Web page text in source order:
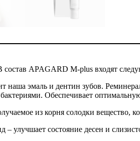
состав APAGARD M-plus входят
эмаль и дентин зубов.
Обеспечивает
из корня солодки вещество,
– улучшает состояние десен и